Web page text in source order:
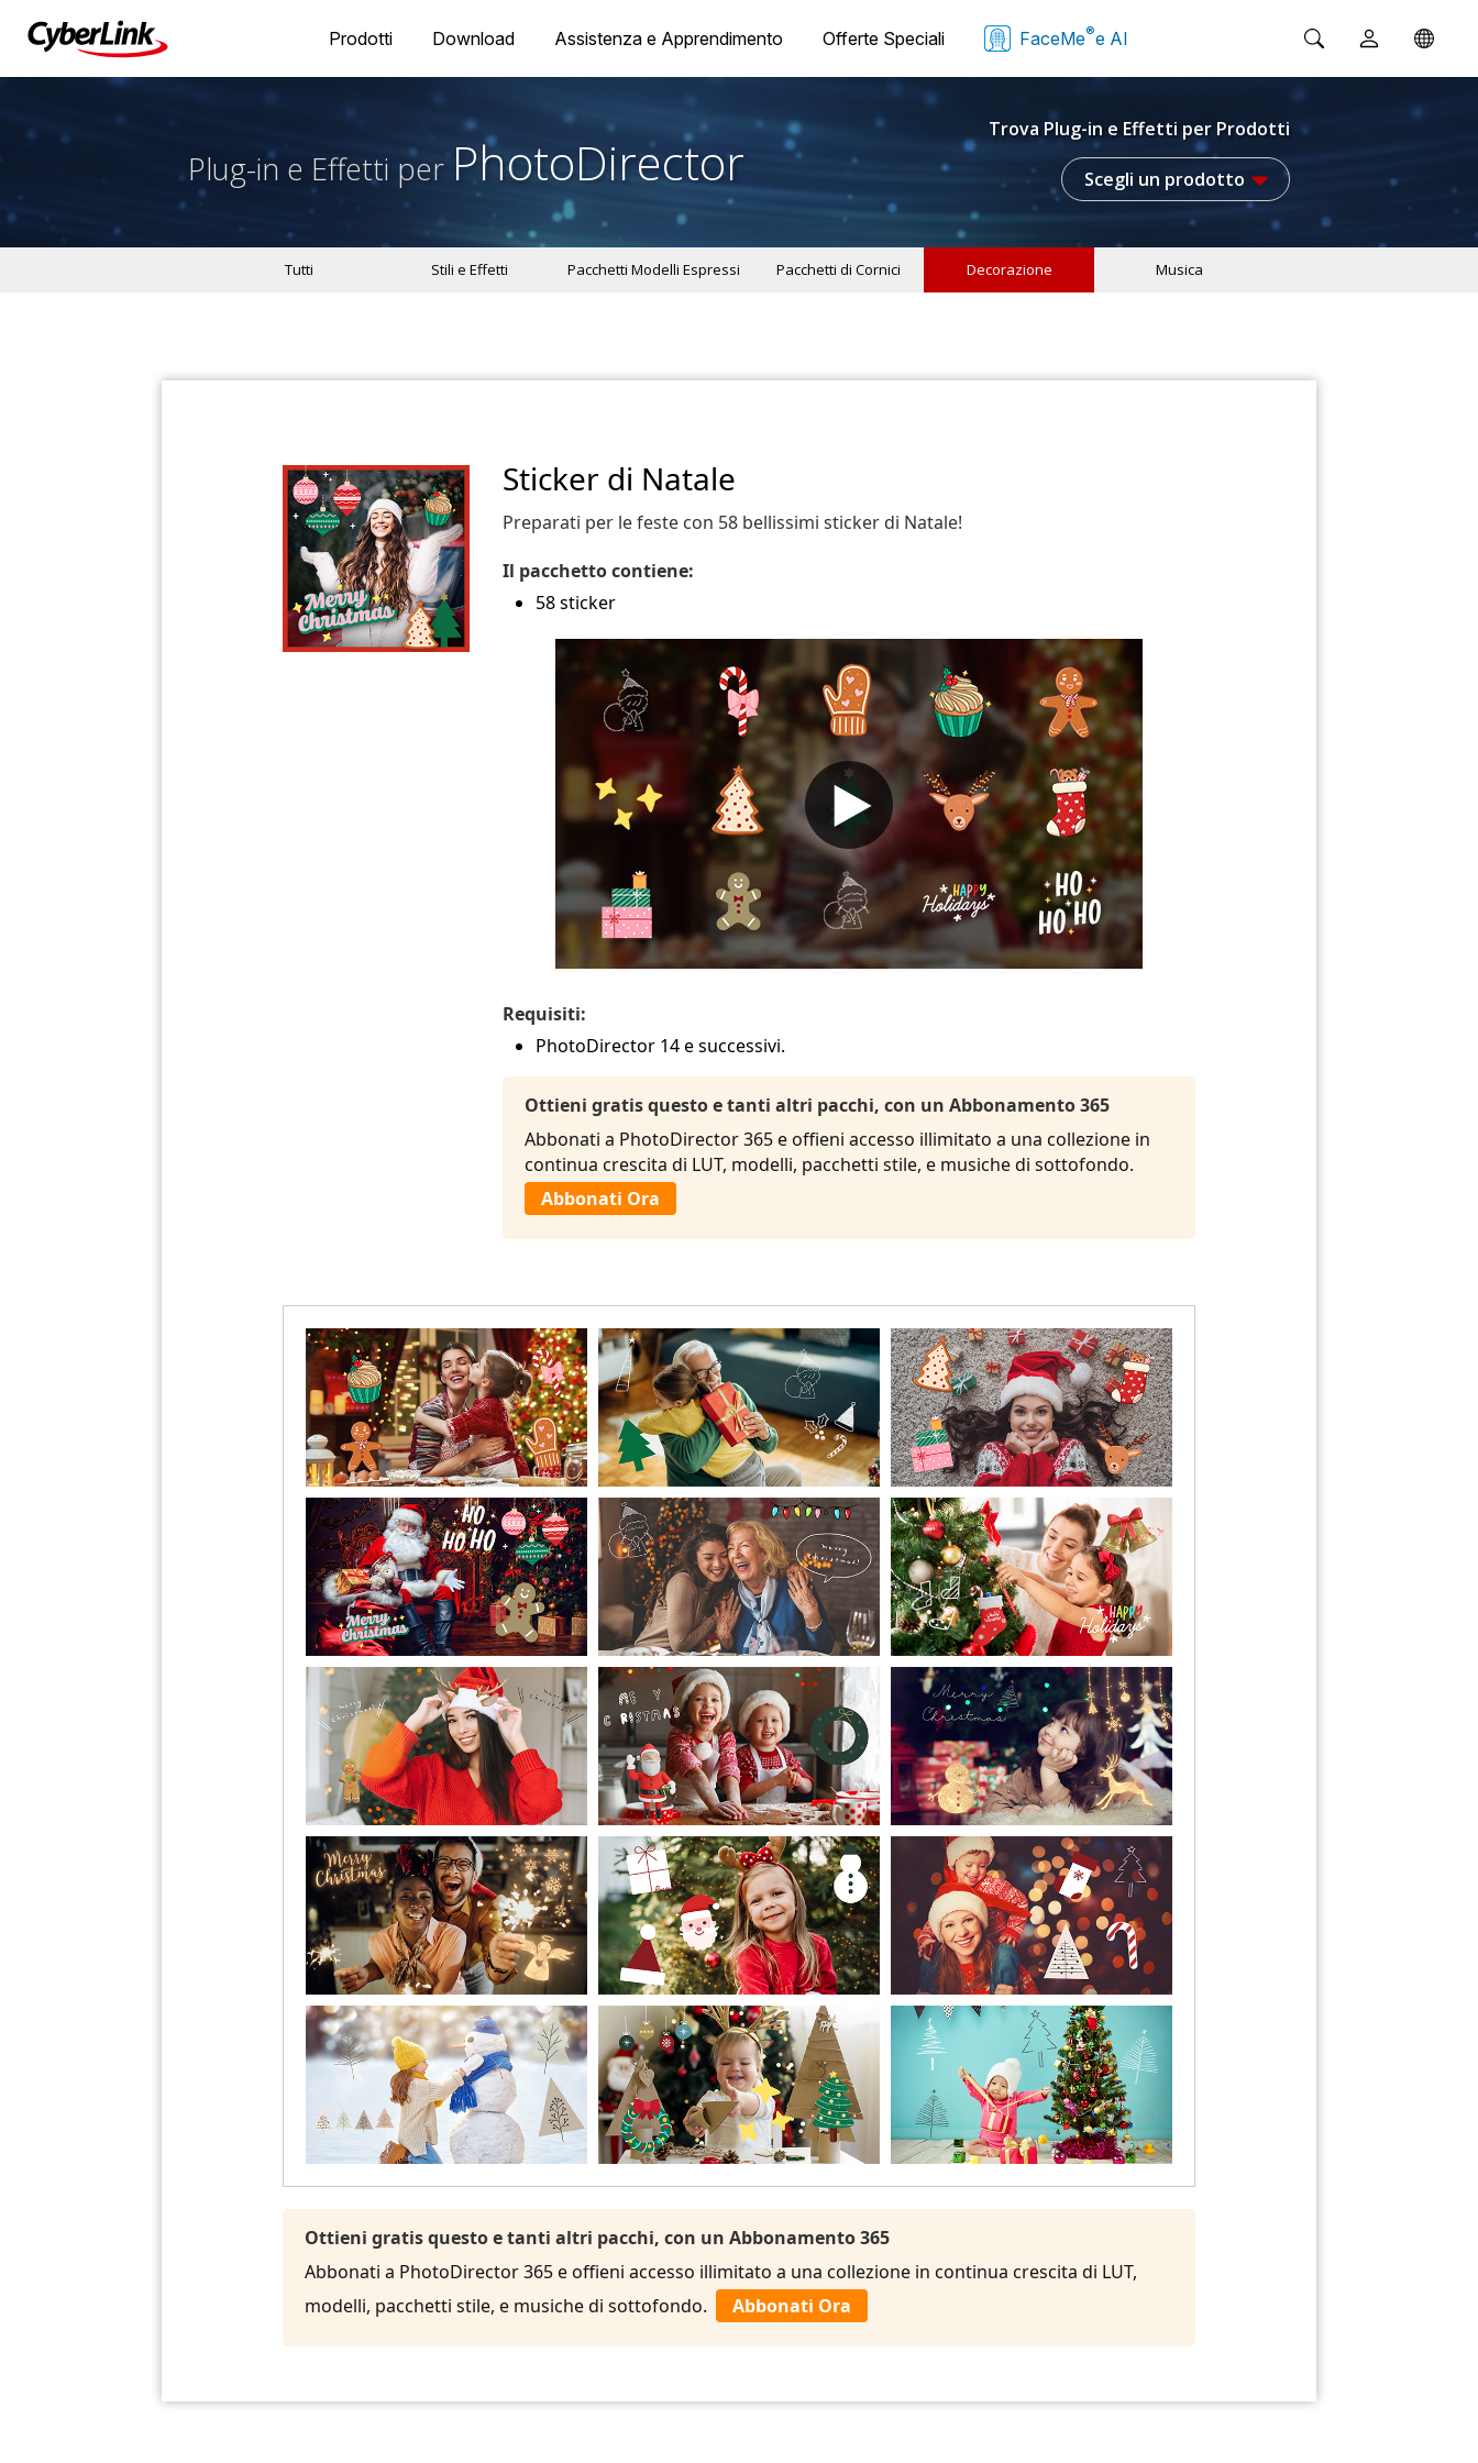
Prodotti Download Assistenza e Apprendimento Offerte Speciali FaceMe®e AI
Plug-in e Effetti per PhotoDirector
Trova Plug-in e Effetti per Prodotti
Scegli un prodotto
Tutti Stili e Effetti Pacchetti Modelli Espressi Pacchetti di Cornici Decorazione Musica
Sticker di Natale
Preparati per le feste con 58 bellissimi sticker di Natale!
Il pacchetto contiene:
58 sticker
Requisiti:
PhotoDirector 14 e successivi.
Ottieni gratis questo e tanti altri pacchi, con un Abbonamento 365
Abbonati a PhotoDirector 365 e offieni accesso illimitato a una collezione in
continua crescita di LUT, modelli, pacchetti stile, e musiche di sottofondo.
Abbonati Ora
Ottieni gratis questo e tanti altri pacchi, con un Abbonamento 365
Abbonati a PhotoDirector 365 e offieni accesso illimitato a una collezione in continua crescita di LUT,
modelli, pacchetti stile, e musiche di sottofondo.
Abbonati Ora